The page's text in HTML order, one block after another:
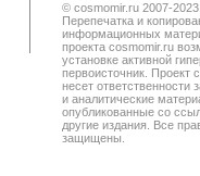
© cosmomir.ru 2007-2023.
Перепечатка и
информационных
проекта cosmomir.ru
установке активной
первоисточник. Проект
несет ответственности
и аналитические
опубликованные со
другие издания. Все
защищены.